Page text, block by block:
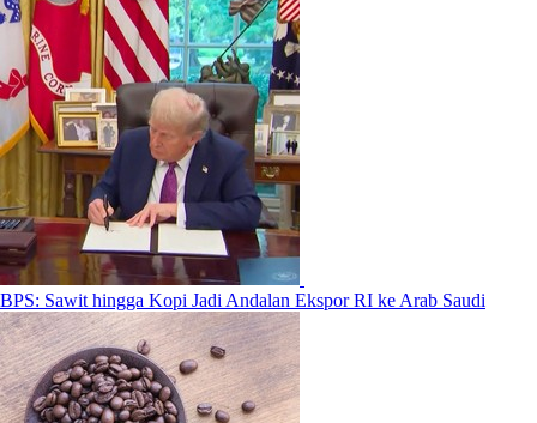
BPS: Sawit hingga Kopi Jadi Andalan Ekspor RI ke Arab Saudi